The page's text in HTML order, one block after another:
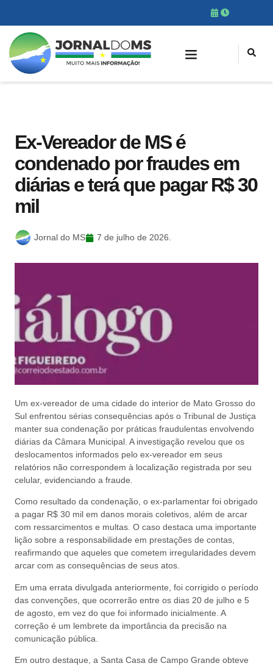
Ex-Vereador de MS é
condenado por fraudes em
diárias e terá que pagar R$ 30
mil
Jornal do MS 7 de julho de 2026.
Um ex-vereador de uma cidade do interior de Mato Grosso do
Sul enfrentou sérias consequências após o Tribunal de Justiça
manter sua condenação por práticas fraudulentas envolvendo
diárias da Câmara Municipal. A investigação revelou que os
deslocamentos informados pelo ex-vereador em seus
relatórios não correspondem à localização registrada por seu
celular, evidenciando a fraude.
Como resultado da condenação, o ex-parlamentar foi obrigado
a pagar R$ 30 mil em danos morais coletivos, além de arcar
com ressarcimentos e multas. O caso destaca uma importante
lição sobre a responsabilidade em prestações de contas,
reafirmando que aqueles que cometem irregularidades devem
arcar com as consequências de seus atos.
Em uma errata divulgada anteriormente, foi corrigido o período
das convenções, que ocorrerão entre os dias 20 de julho e 5
de agosto, em vez do que foi informado inicialmente. A
correção é um lembrete da importância da precisão na
comunicação pública.
Em outro destaque, a Santa Casa de Campo Grande obteve